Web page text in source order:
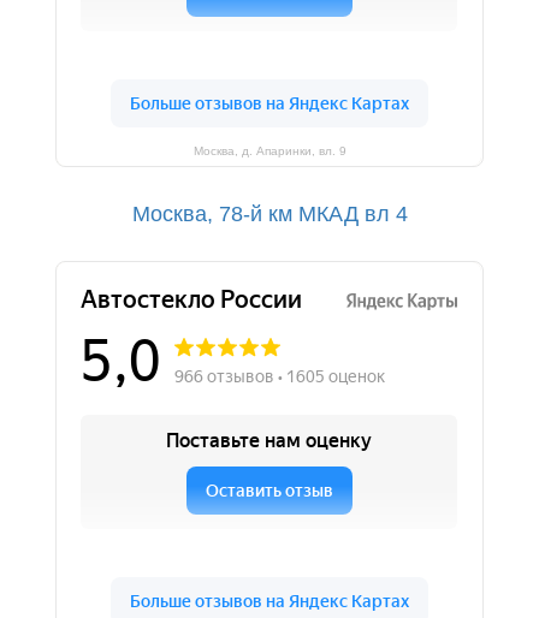
Москва, д. Апаринки, вл. 9
Москва, 78-й км МКАД вл 4